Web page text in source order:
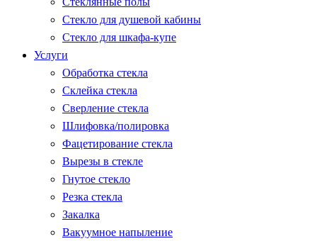
Стекло для душевой кабины
Стекло для шкафа-купе
Услуги
Обработка стекла
Склейка стекла
Сверление стекла
Шлифовка/полировка
Фацетирование стекла
Вырезы в стекле
Гнутое стекло
Резка стекла
Закалка
Вакуумное напыление